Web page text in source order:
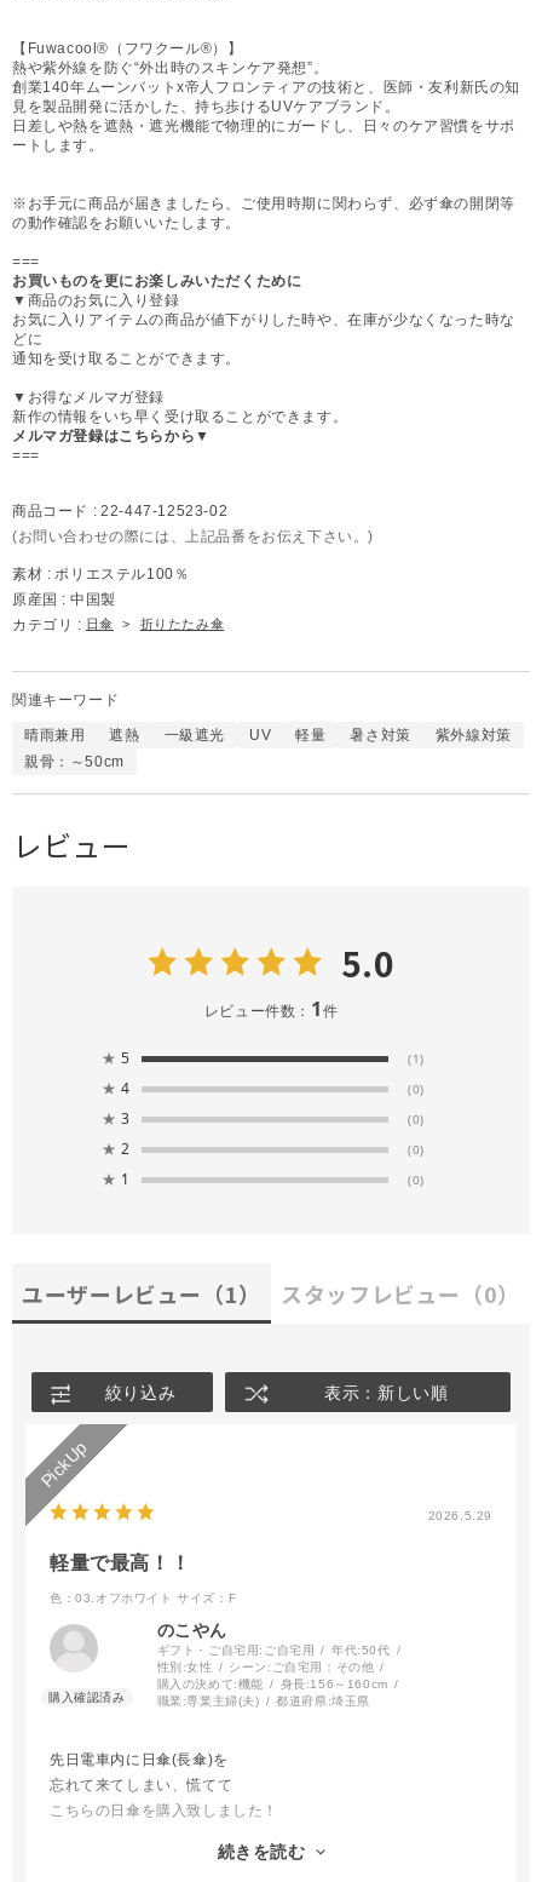
【Fuwacool®（フワクール®）】
熱や紫外線を防ぐ“外出時のスキンケア発想”。
創業140年ムーンバットx帝人フロンティアの技術と、医師・友利新氏の知
見を製品開発に活かした、持ち歩けるUVケアブランド。
日差しや熱を遮熱・遮光機能で物理的にガードし、日々のケア習慣をサポ
ートします。
※お手元に商品が届きましたら、ご使用時期に関わらず、必ず傘の開閉等
の動作確認をお願いいたします。
===
お買いものを更にお楽しみいただくために
▼商品のお気に入り登録
お気に入りアイテムの商品が値下がりした時や、在庫が少なくなった時な
どに
通知を受け取ることができます。
▼お得なメルマガ登録
新作の情報をいち早く受け取ることができます。
メルマガ登録はこちらから▼
===
商品コード : 22-447-12523-02
(お問い合わせの際には、上記品番をお伝え下さい。)
素材 : ポリエステル100％
原産国 : 中国製
カテゴリ : 日傘 > 折りたたみ傘
関連キーワード
晴雨兼用 遮熱 一級遮光 UV 軽量 暑さ対策
紫外線対策
親骨：～50cm
レビュー
5.0
レビュー件数： 1件
★ 5 (1)
★ 4 (0)
★ 3 (0)
★ 2 (0)
★ 1 (0)
ユーザーレビュー （1） スタッフレビュー （0）
絞り込み 表示：新しい順
2026.5.29
軽量で最高！！
色：03.オフホワイト サイズ：F
のこやん
ギフト・ご自宅用: ご自宅用 年代:50代
性別:女性 シーン: ご自宅用：その他
購入の決めて:機能 身長:156～160cm
職業:専業主婦(夫) 都道府県:埼玉県
先日電車内に日傘(長傘)を
忘れて来てしまい、慌てて
こちらの日傘を購入致しました！
良いお買い物が出来ました！続きを読む